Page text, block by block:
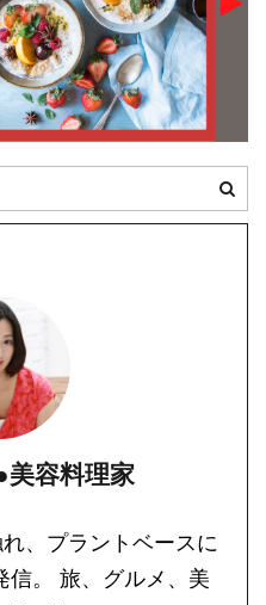
美容料理家
、プラントベースに
信。 旅、グルメ、美